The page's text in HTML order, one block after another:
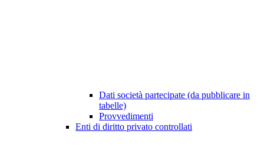
Dati società partecipate (da pubblicare in
tabelle)
Provvedimenti
Enti di diritto privato controllati